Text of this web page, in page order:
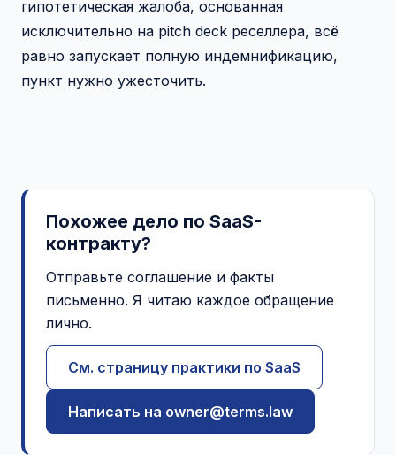
гипотетическая жалоба, основанная
исключительно на pitch deck реселлера, всё
равно запускает полную индемнификацию,
пункт нужно ужесточить.
Похожее дело по SaaS-
контракту?
Отправьте соглашение и факты
письменно. Я читаю каждое обращение
лично.
См. страницу практики по SaaS
Написать на owner@terms.law